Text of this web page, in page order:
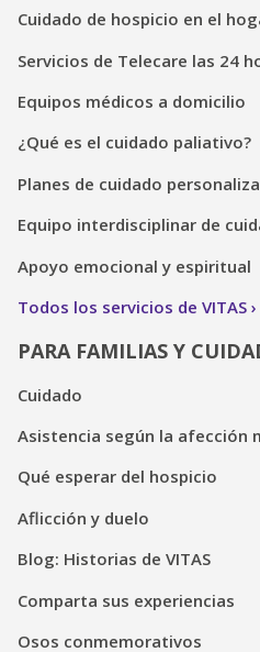
Cuidado de hospicio en el
Servicios de Telecare las 24
Equipos médicos a domicilio
¿Qué es el cuidado paliativo?
Planes de cuidado
Equipo interdisciplinar de
Apoyo emocional y espiritual
Todos los servicios de VITAS
PARA FAMILIAS Y
Cuidado
Asistencia según la afección
Qué esperar del hospicio
Aflicción y duelo
Blog: Historias de VITAS
Comparta sus experiencias
Osos conmemorativos